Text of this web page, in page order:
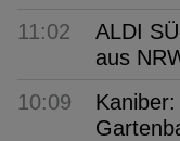
11:02
ALDI
aus
10:09